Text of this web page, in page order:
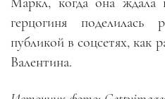
герцогиня поделилась
публикой в соцсетях, как
Валентина.